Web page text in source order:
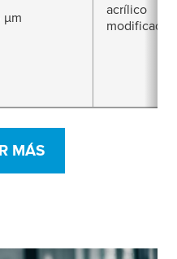
µm
acrílico
modificado
MÁS